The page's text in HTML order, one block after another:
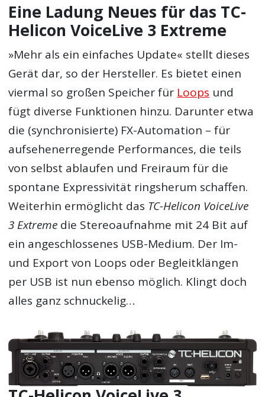
Eine Ladung Neues für das TC-
Helicon VoiceLive 3 Extreme
»Mehr als ein einfaches Update« stellt dieses
Gerät dar, so der Hersteller. Es bietet einen
viermal so großen Speicher für Loops und
fügt diverse Funktionen hinzu. Darunter etwa
die (synchronisierte) FX-Automation – für
aufsehenerregende Performances, die teils
von selbst ablaufen und Freiraum für die
spontane Expressivität ringsherum schaffen.
Weiterhin ermöglicht das TC-Helicon VoiceLive
3 Extreme die Stereoaufnahme mit 24 Bit auf
ein angeschlossenes USB-Medium. Der Im-
und Export von Loops oder Begleitklängen
per USB ist nun ebenso möglich. Klingt doch
alles ganz schnuckelig…